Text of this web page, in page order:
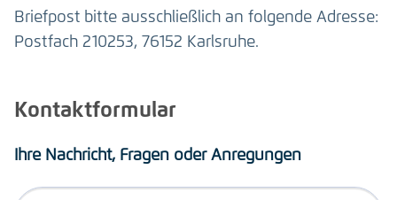
Briefpost bitte ausschließlich an folgende Adresse:
Postfach 210253, 76152 Karlsruhe.
Kontaktformular
Ihre Nachricht, Fragen oder Anregungen